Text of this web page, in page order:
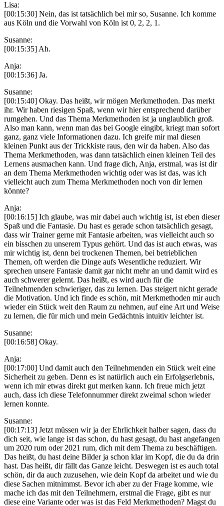
Lisa:
[00:15:30] Nein, das ist tatsächlich bei mir so, Susanne. Ich komme
aus Köln und die Vorwahl von Köln ist 0, 2, 2, 1.
Susanne:
[00:15:35] Ah.
Anja:
[00:15:36] Ja.
Susanne:
[00:15:40] Okay. Das heißt, wir mögen Merkmethoden. Das merkt
ihr. Wir haben riesigen Spaß, wenn wir hier entsprechend darüber
rumgehen. Und das Thema Merkmethoden ist ja unglaublich groß.
Also man kann, wenn man das bei Google eingibt, kriegt man sofort
ganz, ganz viele Informationen dazu. Ich greife mir mal diesen
kleinen Punkt aus der Trickkiste raus, den wir da haben. Also das
Thema Merkmethoden, was dann tatsächlich einen kleinen Teil des
Lernens ausmachen kann. Und frage dich, Anja, erstmal, was ist dir
an dem Thema Merkmethoden wichtig oder was ist das, was ich
vielleicht auch zum Thema Merkmethoden noch von dir lernen
könnte?
Anja:
[00:16:15] Ich glaube, was mir dabei auch wichtig ist, ist eben dieser
Spaß und die Fantasie. Du hast es gerade schon tatsächlich gesagt,
dass wir Trainer gerne mit Fantasie arbeiten, was vielleicht auch so
ein bisschen zu unserem Typus gehört. Und das ist auch etwas, was
mir wichtig ist, denn bei trockenen Themen, bei betrieblichen
Themen, oft werden die Dinge aufs Wesentliche reduziert. Wir
sprechen unsere Fantasie damit gar nicht mehr an und damit wird es
auch schwerer gelernt. Das heißt, es wird auch für die
Teilnehmenden schwieriger, das zu lernen. Das steigert nicht gerade
die Motivation. Und ich finde es schön, mit Merkmethoden mir auch
wieder ein Stück weit den Raum zu nehmen, auf eine Art und Weise
zu lernen, die für mich und mein Gedächtnis intuitiv leichter ist.
Susanne:
[00:16:58] Okay.
Anja:
[00:17:00] Und damit auch den Teilnehmenden ein Stück weit eine
Sicherheit zu geben. Denn es ist natürlich auch ein Erfolgserlebnis,
wenn ich mir etwas direkt gut merken kann. Ich freue mich jetzt
auch, dass ich diese Telefonnummer direkt zweimal schon wieder
lernen konnte.
Susanne:
[00:17:13] Jetzt müssen wir ja der Ehrlichkeit halber sagen, dass du
dich seit, wie lange ist das schon, du hast gesagt, du hast angefangen
um 2020 rum oder 2021 rum, dich mit dem Thema zu beschäftigen.
Das heißt, du hast deine Bilder ja schon klar im Kopf, die du da drin
hast. Das heißt, dir fällt das Ganze leicht. Deswegen ist es auch total
schön, dir da auch zuzusehen, wie dein Kopf da arbeitet und wie du
diese Sachen mitnimmst. Bevor ich aber zu der Frage komme, wie
mache ich das mit den Teilnehmern, erstmal die Frage, gibt es nur
diese eine Variante oder was ist das Feld Merkmethoden? Magst du